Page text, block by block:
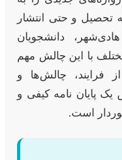
و حتی انتشار
دانشجویان
با این چالش مهم
چالش‌ها و
پایان نامه کیفی و
است.